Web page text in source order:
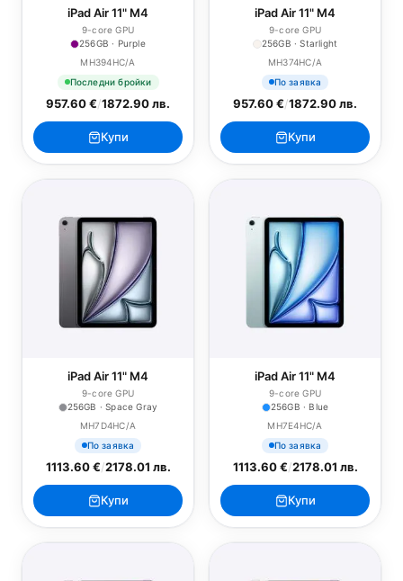
iPad Air 11" M4
9-core GPU
256GB · Purple
MH394HC/A
Последни бройки
957.60 €/1872.90 лв.
Купи
iPad Air 11" M4
9-core GPU
256GB · Starlight
MH374HC/A
По заявка
957.60 €/1872.90 лв.
Купи
iPad Air 11" M4
9-core GPU
256GB · Space Gray
MH7D4HC/A
По заявка
1113.60 €/2178.01 лв.
Купи
iPad Air 11" M4
9-core GPU
256GB · Blue
MH7E4HC/A
По заявка
1113.60 €/2178.01 лв.
Купи